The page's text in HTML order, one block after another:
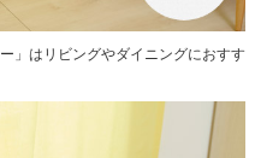
」はリビングやダイニングにおすす